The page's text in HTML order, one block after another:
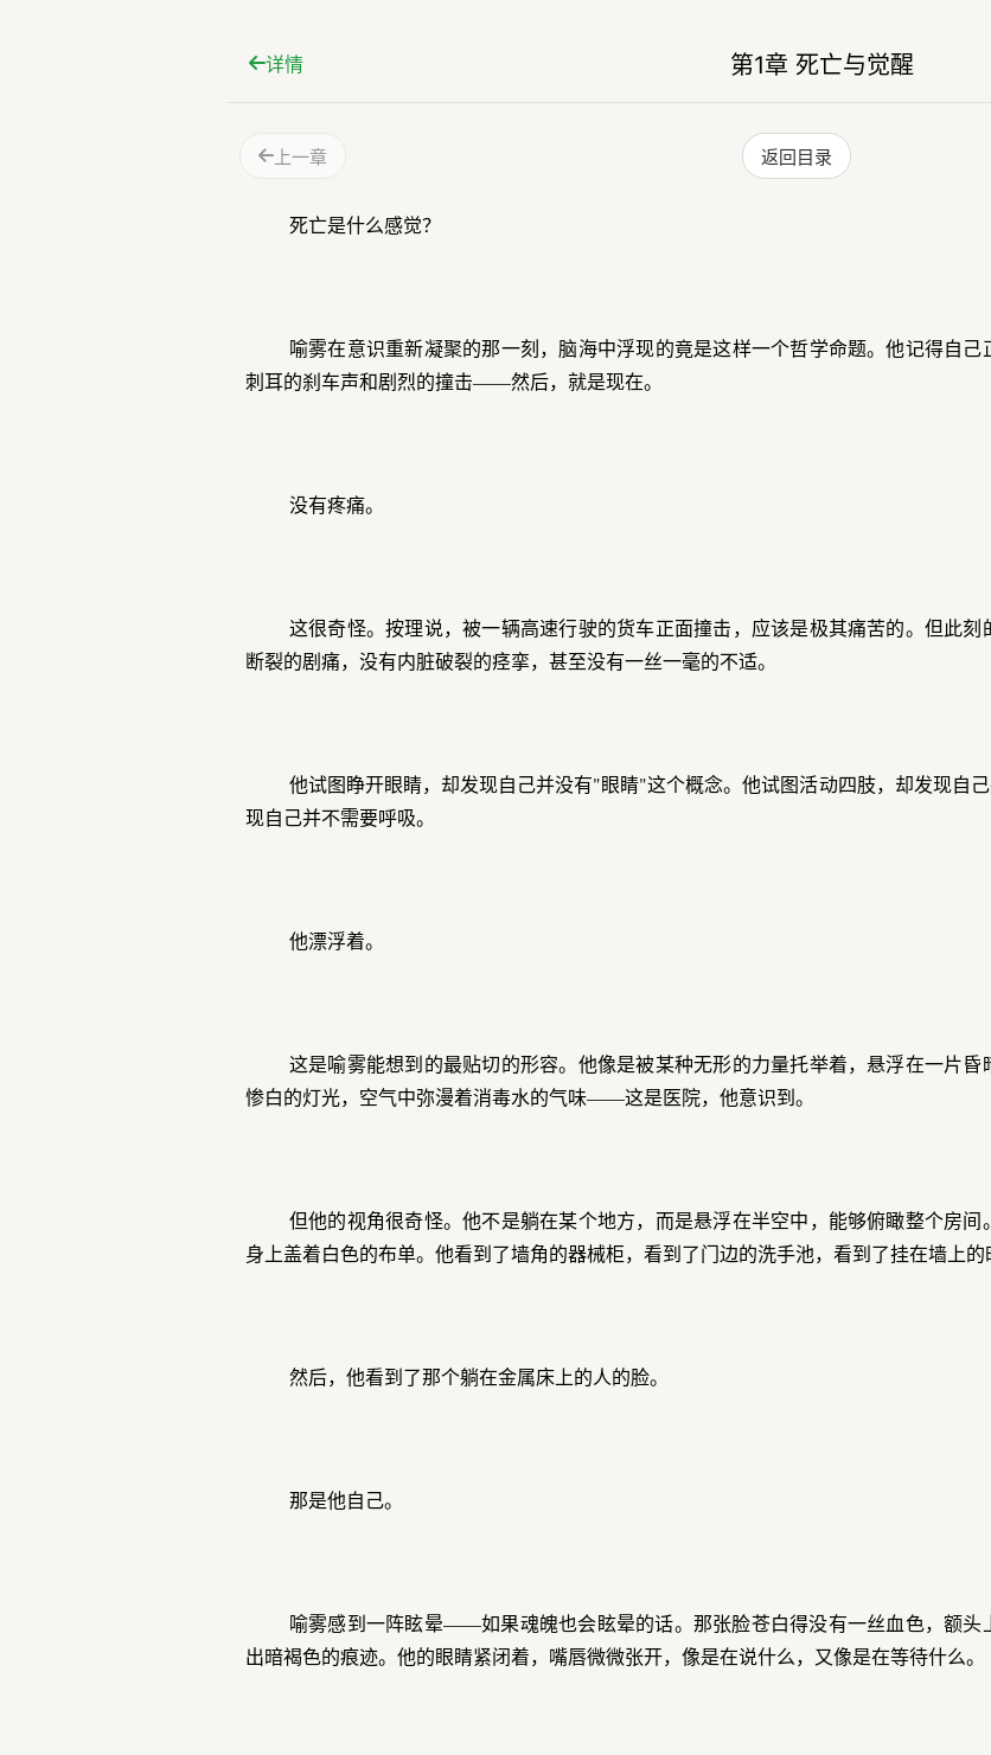
详情 第1章 死亡与觉醒
上一章 返回目录
死亡是什么感觉？
喻雾在意识重新凝聚的那一刻，脑海中浮现的竟是这样一个哲学命题。他记得自
刺耳的刹车声和剧烈的撞击——然后，就是现在。
没有疼痛。
这很奇怪。按理说，被一辆高速行驶的货车正面撞击，应该是极其痛苦的。但此
断裂的剧痛，没有内脏破裂的痉挛，甚至没有一丝一毫的不适。
他试图睁开眼睛，却发现自己并没有"眼睛"这个概念。他试图活动四肢，却发现自
现自己并不需要呼吸。
他漂浮着。
这是喻雾能想到的最贴切的形容。他像是被某种无形的力量托举着，悬浮在一片
惨白的灯光，空气中弥漫着消毒水的气味——这是医院，他意识到。
但他的视角很奇怪。他不是躺在某个地方，而是悬浮在半空中，能够俯瞰整个房间
身上盖着白色的布单。他看到了墙角的器械柜，看到了门边的洗手池，看到了挂在墙上
然后，他看到了那个躺在金属床上的人的脸。
那是他自己。
喻雾感到一阵眩晕——如果魂魄也会眩晕的话。那张脸苍白得没有一丝血色，额头
出暗褐色的痕迹。他的眼睛紧闭着，嘴唇微微张开，像是在说什么，又像是在等待什么。